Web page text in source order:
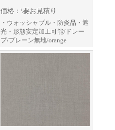
価格：\要お見積り
・ウォッシャブル・防炎品・遮
光・形態安定加工可能/ドレー
プ/プレーン無地/orange